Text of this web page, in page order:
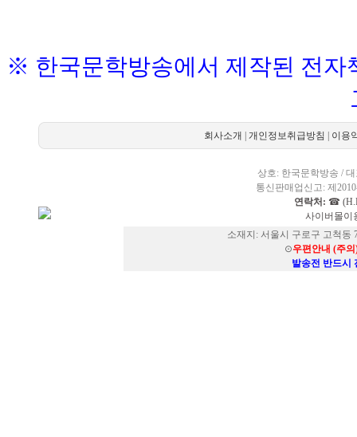
※ 한국문학방송에서 제작된 전자
회사소개 개인정보취급방침 이용
상호: 한국문학방송 /
통신판매업신고: 제
연락처: ☎
사이버몰이
소재지: 서울시 구로구 고척동
⊙우편안내 (주
발송전 반드시